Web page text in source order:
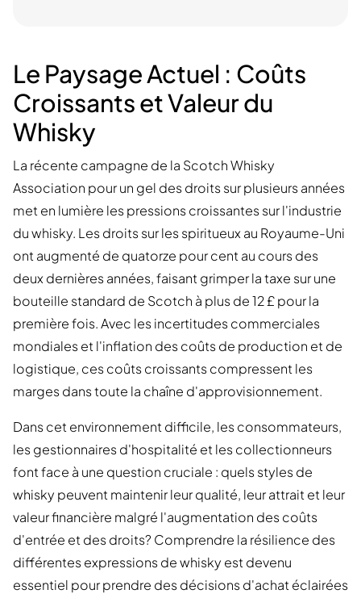
Le Paysage Actuel : Coûts
Croissants et Valeur du
Whisky
La récente campagne de la Scotch Whisky
Association pour un gel des droits sur plusieurs années
met en lumière les pressions croissantes sur l'industrie
du whisky. Les droits sur les spiritueux au Royaume-Uni
ont augmenté de quatorze pour cent au cours des
deux dernières années, faisant grimper la taxe sur une
bouteille standard de Scotch à plus de 12 £ pour la
première fois. Avec les incertitudes commerciales
mondiales et l'inflation des coûts de production et de
logistique, ces coûts croissants compressent les
marges dans toute la chaîne d'approvisionnement.
Dans cet environnement difficile, les consommateurs,
les gestionnaires d'hospitalité et les collectionneurs
font face à une question cruciale : quels styles de
whisky peuvent maintenir leur qualité, leur attrait et leur
valeur financière malgré l'augmentation des coûts
d'entrée et des droits? Comprendre la résilience des
différentes expressions de whisky est devenu
essentiel pour prendre des décisions d'achat éclairées